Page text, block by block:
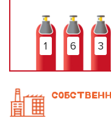
1 6 3